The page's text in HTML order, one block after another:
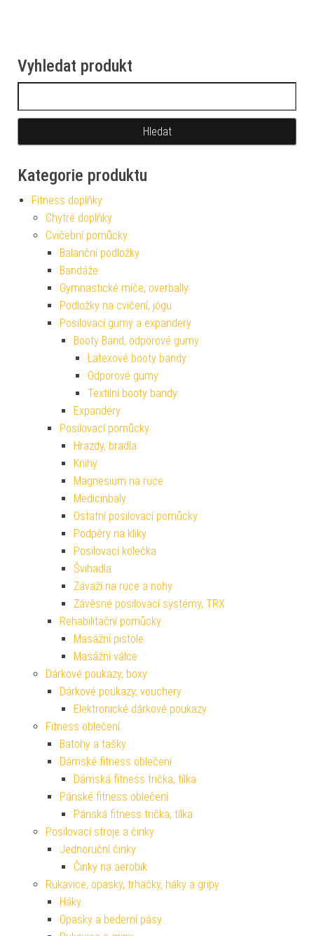
Vyhledat produkt
Kategorie produktu
Fitness doplňky
Chytré doplňky
Cvičební pomůcky
Balanční podložky
Bandáže
Gymnastické míče, overbally
Podložky na cvičení, jógu
Posilovací gumy a expandery
Booty Band, odporové gumy
Latexové booty bandy
Odporové gumy
Textilní booty bandy
Expandéry
Posilovací pomůcky
Hrazdy, bradla
Knihy
Magnesium na ruce
Medicinbaly
Ostatní posilovací pomůcky
Podpěry na kliky
Posilovací kolečka
Švihadla
Závaží na ruce a nohy
Závěsné posilovací systémy, TRX
Rehabilitační pomůcky
Masážní pistole
Masážní válce
Dárkové poukazy, boxy
Dárkové poukazy, vouchery
Elektronické dárkové poukazy
Fitness oblečení
Batohy a tašky
Dámské fitness oblečení
Dámská fitness trička, tílka
Pánské fitness oblečení
Pánská fitness trička, tílka
Posilovací stroje a činky
Jednoruční činky
Činky na aerobik
Rukavice, opasky, trhačky, háky a gripy
Háky
Opasky a bederní pásy